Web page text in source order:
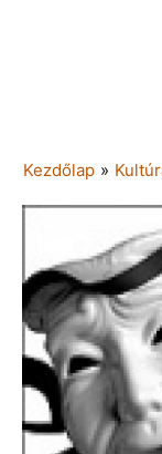
Kezdőlap »